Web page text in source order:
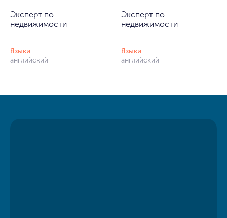
Эксперт по
недвижимости
Языки
английский
Эксперт по
недвижимости
Языки
английский